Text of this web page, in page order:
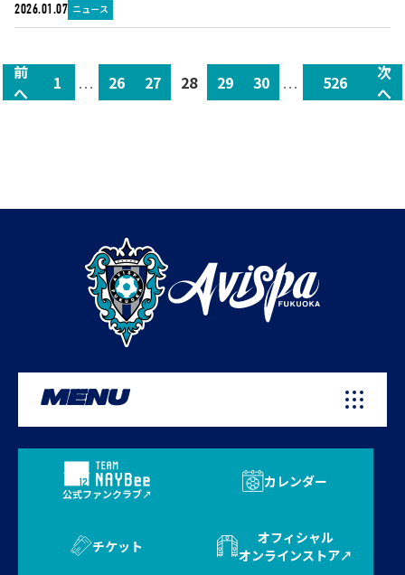
2026.01.07 ニュース
前
へ
1 ... 26 27 28 29 30 ... 526
次
へ
MENU
公式ファンクラブ
カレンダー
チケット
オフィシャル
オンラインストア